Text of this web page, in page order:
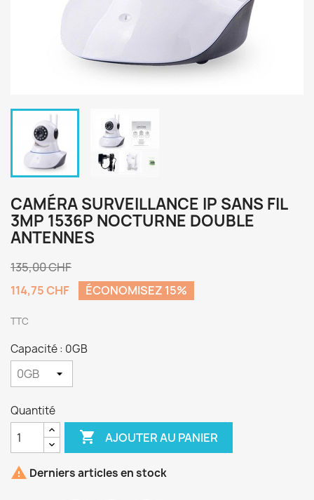
CAMÉRA SURVEILLANCE IP SANS FIL
3MP 1536P NOCTURNE DOUBLE
ANTENNES
135,00 CHF
114,75 CHF
ÉCONOMISEZ 15%
TTC
Capacité : 0GB
Quantité
 AJOUTER AU PANIER
 Derniers articles en stock